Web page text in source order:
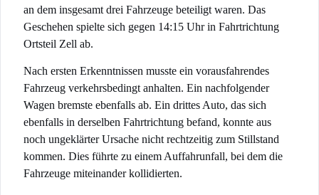
an dem insgesamt drei Fahrzeuge beteiligt waren. Das
Geschehen spielte sich gegen 14:15 Uhr in Fahrtrichtung
Ortsteil Zell ab.
Nach ersten Erkenntnissen musste ein vorausfahrendes
Fahrzeug verkehrsbedingt anhalten. Ein nachfolgender
Wagen bremste ebenfalls ab. Ein drittes Auto, das sich
ebenfalls in derselben Fahrtrichtung befand, konnte aus
noch ungeklärter Ursache nicht rechtzeitig zum Stillstand
kommen. Dies führte zu einem Auffahrunfall, bei dem die
Fahrzeuge miteinander kollidierten.